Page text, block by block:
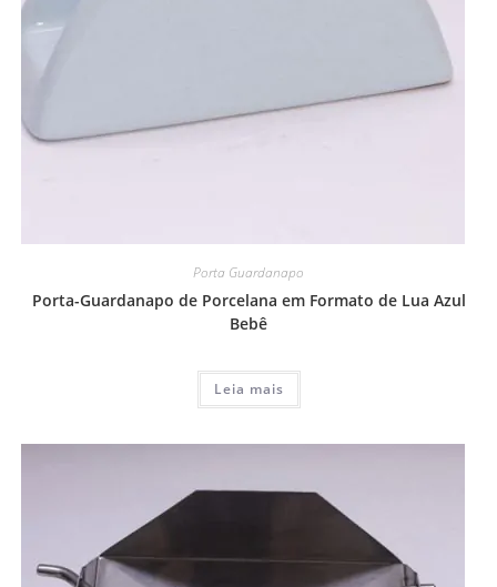
Porta Guardanapo
Porta-Guardanapo de Porcelana em Formato de Lua Azul
Bebê
Leia mais